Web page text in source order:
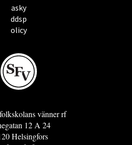
asky
ddsp
olicy
vänner rf
12 A 24
Helsingfors